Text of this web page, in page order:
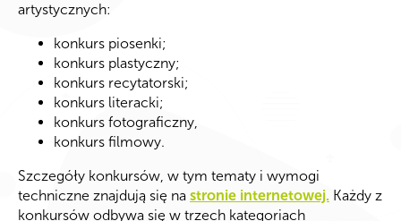
artystycznych:
konkurs piosenki;
konkurs plastyczny;
konkurs recytatorski;
konkurs literacki;
konkurs fotograficzny,
konkurs filmowy.
Szczegóły konkursów, w tym tematy i wymogi
techniczne znajdują się na stronie internetowej. Każdy z
konkursów odbywa się w trzech kategoriach